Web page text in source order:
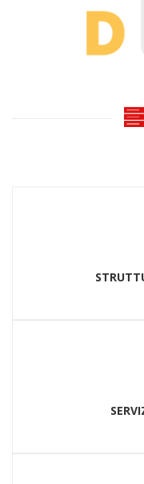
ospedaliera